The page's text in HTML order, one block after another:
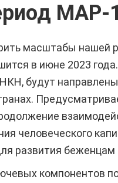
МАР-
масштабы нашей
в июне 2023
будут
человеческого
развития
компонентов